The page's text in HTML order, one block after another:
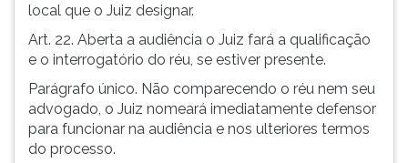
local que o Juiz designar.
Art. 22. Aberta a audiência o Juiz fará a qualificação
e o interrogatório do réu, se estiver presente.
Parágrafo único. Não comparecendo o réu nem seu
advogado, o Juiz nomeará imediatamente defensor
para funcionar na audiência e nos ulteriores termos
do processo.